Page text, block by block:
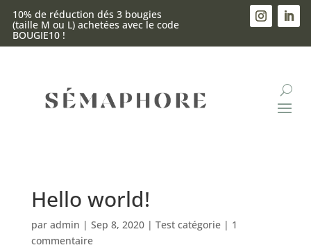
10% de réduction dés 3 bougies
(taille M ou L) achetées avec le code
BOUGIE10 !
1 bougeoir
achetées !
Hello world!
par admin | Sep 8, 2020| Test catégorie| 1
commentaire